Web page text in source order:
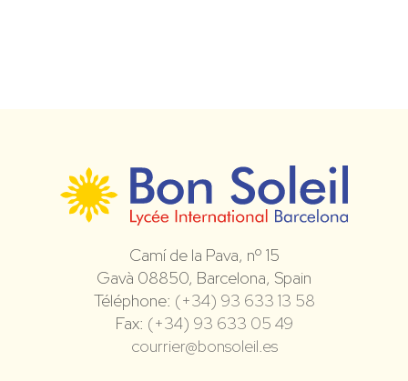
Camí de la Pava, nº 15
Gavà 08850, Barcelona, Spain
Téléphone: (+34) 93 633 13 58
Fax: (+34) 93 633 05 49
courrier@bonsoleil.es